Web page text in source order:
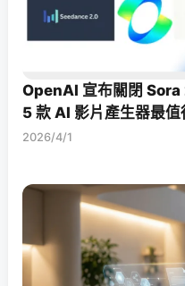
OpenAI 宣布關閉
5 款 AI 影片產生器最值
2026/4/1